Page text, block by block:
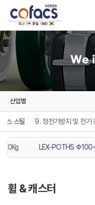
We
산업별
스 스틸 9. 정전기방지 및 전기
LEX-POTHS
휠 & 캐스터